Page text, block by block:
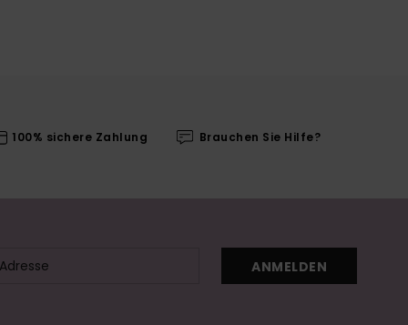
100% sichere Zahlung Brauchen Sie Hilfe?
ANMELDEN